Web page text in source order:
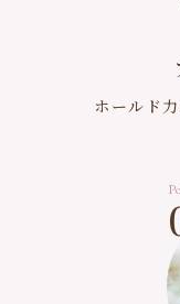
ホールド